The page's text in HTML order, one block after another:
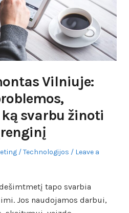
Vilniuje:
svarbu žinoti
Posted
Technologijos
Leave a
tapo svarbia
Jos naudojamos darbui,